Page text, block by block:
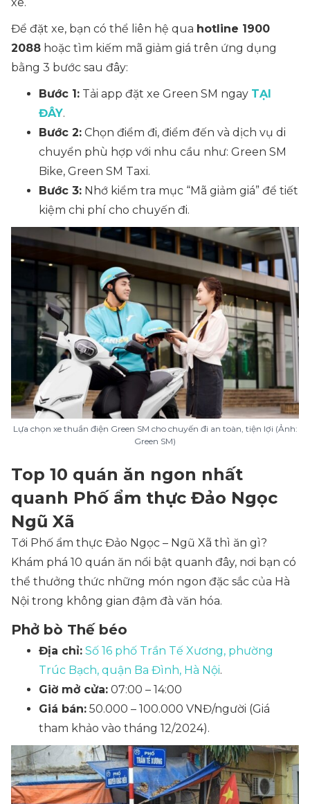
Để đặt xe, bạn có thể liên hệ qua hotline 1900
2088 hoặc tìm kiếm mã giảm giá trên ứng dụng
bằng 3 bước sau đây:
Bước 1: Tải app đặt xe Green SM ngay TẠI
ĐÂY.
Bước 2: Chọn điểm đi, điểm đến và dịch vụ di
chuyển phù hợp với nhu cầu như: Green SM
Bike, Green SM Taxi.
Bước 3: Nhớ kiểm tra mục “Mã giảm giá” để tiết
kiệm chi phí cho chuyến đi.
Lựa chọn xe thuần điện Green SM cho chuyến đi an toàn, tiện lợi (Ảnh:
Green SM)
Top 10 quán ăn ngon nhất
quanh Phố ẩm thực Đảo Ngọc
Ngũ Xã
Tới Phố ẩm thực Đảo Ngọc – Ngũ Xã thì ăn gì?
Khám phá 10 quán ăn nổi bật quanh đây, nơi bạn có
thể thưởng thức những món ngon đặc sắc của Hà
Nội trong không gian đậm đà văn hóa.
Phở bò Thế béo
Địa chỉ: Số 16 phố Trần Tế Xương, phường
Trúc Bạch, quận Ba Đình, Hà Nội.
Giờ mở cửa: 07:00 – 14:00
Giá bán: 50.000 – 100.000 VNĐ/người (Giá
tham khảo vào tháng 12/2024).